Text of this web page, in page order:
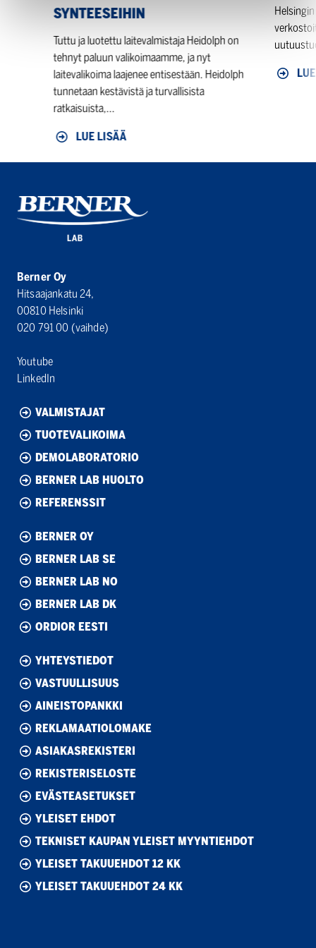
SYNTEESEIHIN
Tuttu ja luotettu laitevalmistaja Heidolph on
tehnyt paluun valikoimaamme, ja nyt
laitevalikoima laajenee entisestään. Heidolph
tunnetaan kestävistä ja turvallisista
ratkaisuista,...
LUE LISÄÄ
Berner Oy
Hitsaajankatu 24,
00810 Helsinki
020 791 00 (vaihde)
Youtube
LinkedIn
VALMISTAJAT
TUOTEVALIKOIMA
DEMOLABORATORIO
BERNER LAB HUOLTO
REFERENSSIT
BERNER OY
BERNER LAB SE
BERNER LAB NO
BERNER LAB DK
ORDIOR EESTI
YHTEYSTIEDOT
VASTUULLISUUS
AINEISTOPANKKI
REKLAMAATIOLOMAKE
ASIAKASREKISTERI
REKISTERISELOSTE
EVÄSTEASETUKSET
YLEISET EHDOT
TEKNISET KAUPAN YLEISET MYYNTIEHDOT
YLEISET TAKUUEHDOT 12 KK
YLEISET TAKUUEHDOT 24 KK